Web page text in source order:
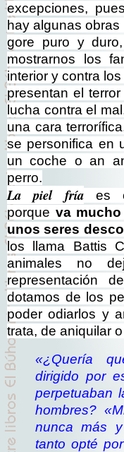
excepciones,
hay algunas
gore puro y
mostrarnos los
interior y contra
presentan el
lucha contra el
una cara
se personifica en
un coche o an
perro.
La piel fríaes
porque va
unos seres
los llama Battis
animales no
representación
dotamos de los
poder odiarlos y
trata, de aniquilar
«¿Quería
dirigido por
perpetuaban
hombres?
nunca más
tanto opté